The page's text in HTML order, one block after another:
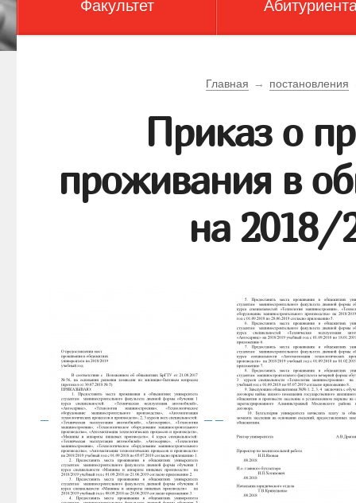
Факультет
Главная → постановления
Приказ о
проживания в
на 2018/